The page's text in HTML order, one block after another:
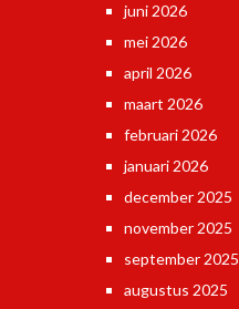
juni 2026
mei 2026
april 2026
maart 2026
februari 2026
januari 2026
december 2025
november 2025
september 2025
augustus 2025